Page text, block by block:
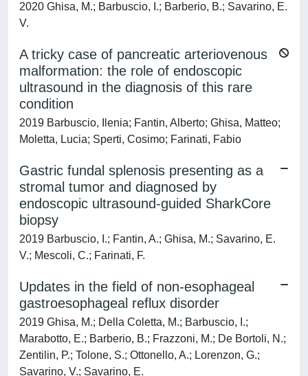
2020 Ghisa, M.; Barbuscio, I.; Barberio, B.; Savarino, E.
V.
A tricky case of pancreatic arteriovenous
malformation: the role of endoscopic
ultrasound in the diagnosis of this rare
condition
2019 Barbuscio, Ilenia; Fantin, Alberto; Ghisa, Matteo;
Moletta, Lucia; Sperti, Cosimo; Farinati, Fabio
Gastric fundal splenosis presenting as a
stromal tumor and diagnosed by
endoscopic ultrasound-guided SharkCore
biopsy
2019 Barbuscio, I.; Fantin, A.; Ghisa, M.; Savarino, E.
V.; Mescoli, C.; Farinati, F.
Updates in the field of non-esophageal
gastroesophageal reflux disorder
2019 Ghisa, M.; Della Coletta, M.; Barbuscio, I.;
Marabotto, E.; Barberio, B.; Frazzoni, M.; De Bortoli, N.;
Zentilin, P.; Tolone, S.; Ottonello, A.; Lorenzon, G.;
Savarino, V.; Savarino, E.